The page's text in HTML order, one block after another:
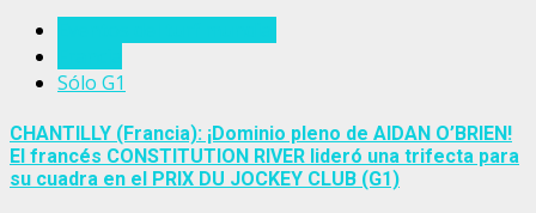
Sólo G1
CHANTILLY (Francia): ¡Dominio pleno de AIDAN O’BRIEN!
El francés CONSTITUTION RIVER lideró una trifecta para
su cuadra en el PRIX DU JOCKEY CLUB (G1)